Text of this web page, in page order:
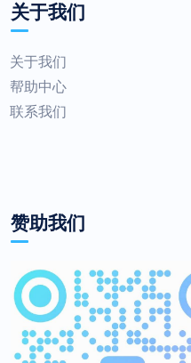
关于我们
关于我们
帮助中心
联系我们
赞助我们